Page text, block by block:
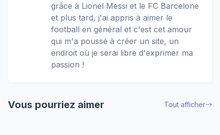
grâce à Lionel Messi et le FC Barcelone
et plus tard, j'ai appris à aimer le
football en général et c'est cet amour
qui m'a poussé à créer un site, un
endroit où je serai libre d'exprimer ma
passion !
Vous pourriez aimer Tout afficher